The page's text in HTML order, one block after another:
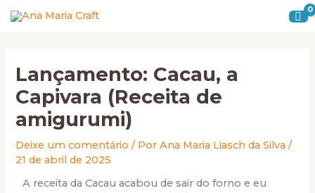
para
Lançamento: Cacau, a
Capivara (Receita de
amigurumi)
Deixe um comentário / PorAna Maria Liasch da Silva/
21 de abril de 2025
A receita da Cacau acabou de sair do forno e eu